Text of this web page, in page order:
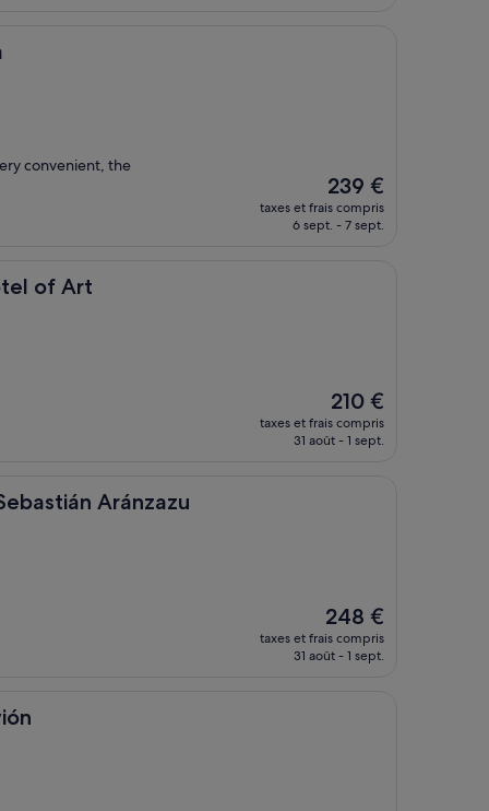
convenient, the
Le
nouveau
prix
239 €
taxes et frais compris
6 sept. - 7 sept.
of Art
Le
nouveau
prix
210 €
taxes et frais compris
31 août - 1 sept.
Aránzazu
Le
nouveau
prix
248 €
taxes et frais compris
31 août - 1 sept.